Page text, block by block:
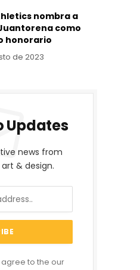
nombra a
como
honorario
de 2023
Updates
news from
& design.
agree to the our